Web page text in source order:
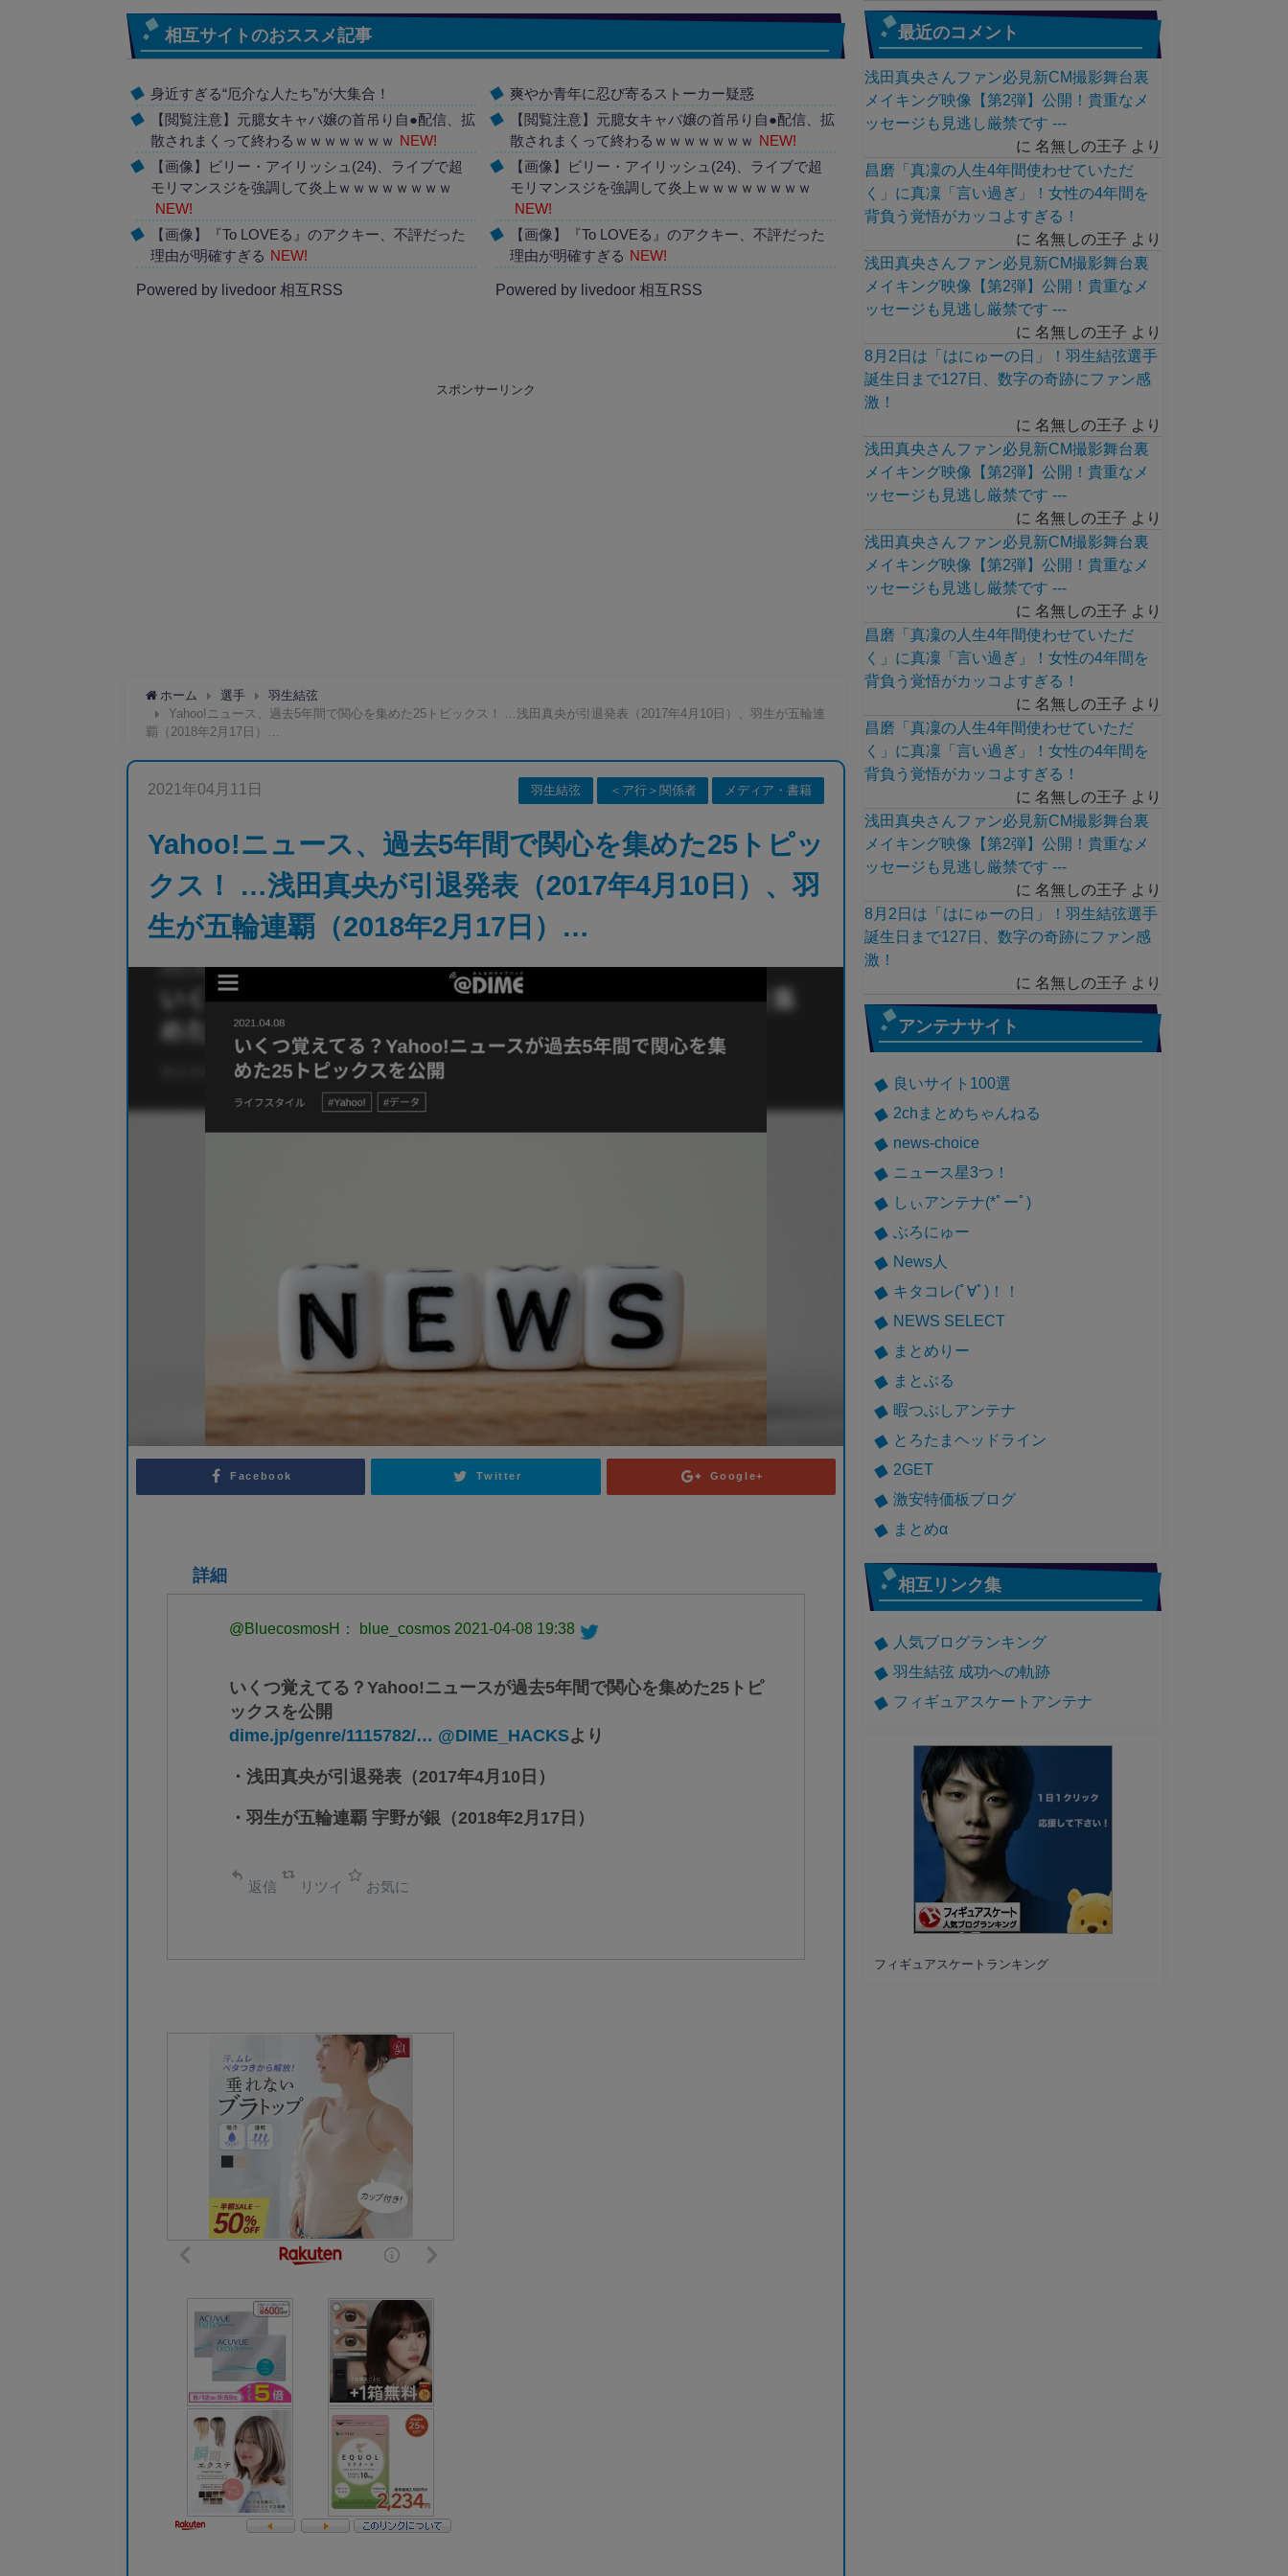
相互サイトのおススメ記事
身近すぎる“厄介な人たち”が大集合！
【閲覧注意】元臆女キャバ嬢の首吊り自●配信、拡
散されまくって終わるｗｗｗｗｗｗｗ
NEW!
【画像】ビリー・アイリッシュ(24)、ライブで超
モリマンスジを強調して炎上ｗｗｗｗｗｗｗｗ
NEW!
【画像】『To LOVEる』のアクキー、不評だった
理由が明確すぎる NEW!
Powered by livedoor 相互RSS
爽やか青年に忍び寄るストーカー疑惑
【閲覧注意】元臆女キャバ嬢の首吊り自●配信、拡
散されまくって終わるｗｗｗｗｗｗｗ
NEW!
【画像】ビリー・アイリッシュ(24)、ライブで超
モリマンスジを強調して炎上ｗｗｗｗｗｗｗｗ
NEW!
【画像】『To LOVEる』のアクキー、不評だった
理由が明確すぎる NEW!
Powered by livedoor 相互RSS
スポンサーリンク
ホーム 選手
羽生結弦
Yahoo!ニュース、過去5年間で関心を集めた25トピックス！ …浅田真央が引退発表（2017年4月10日）、羽生が五輪連
覇（2018年2月17日）…
2021年04月11日 羽生結弦 ＜ア行＞関係者 メディア・書籍
Yahoo!ニュース、過去5年間で関心を集めた25トピッ
クス！ …浅田真央が引退発表（2017年4月10日）、羽
生が五輪連覇（2018年2月17日）…
Facebook Twitter Google+
詳細
@BluecosmosH： blue_cosmos 2021-04-08 19:38
いくつ覚えてる？Yahoo!ニュースが過去5年間で関心を集めた25トピ
ックスを公開
dime.jp/genre/1115782/… @DIME_HACKSより
・浅田真央が引退発表（2017年4月10日）
・羽生が五輪連覇 宇野が銀（2018年2月17日）
返信 リツイ お気に
最近のコメント
浅田真央さんファン必見新CM撮影舞台裏
メイキング映像【第2弾】公開！貴重なメ
ッセージも見逃し厳禁です ---
に 名無しの王子 より
昌磨「真凜の人生4年間使わせていただ
く」に真凜「言い過ぎ」！女性の4年間を
背負う覚悟がカッコよすぎる！
に 名無しの王子 より
浅田真央さんファン必見新CM撮影舞台裏
メイキング映像【第2弾】公開！貴重なメ
ッセージも見逃し厳禁です ---
に 名無しの王子 より
8月2日は「はにゅーの日」！羽生結弦選手
誕生日まで127日、数字の奇跡にファン感
激！
に 名無しの王子 より
浅田真央さんファン必見新CM撮影舞台裏
メイキング映像【第2弾】公開！貴重なメ
ッセージも見逃し厳禁です ---
に 名無しの王子 より
浅田真央さんファン必見新CM撮影舞台裏
メイキング映像【第2弾】公開！貴重なメ
ッセージも見逃し厳禁です ---
に 名無しの王子 より
昌磨「真凜の人生4年間使わせていただ
く」に真凜「言い過ぎ」！女性の4年間を
背負う覚悟がカッコよすぎる！
に 名無しの王子 より
昌磨「真凜の人生4年間使わせていただ
く」に真凜「言い過ぎ」！女性の4年間を
背負う覚悟がカッコよすぎる！
に 名無しの王子 より
浅田真央さんファン必見新CM撮影舞台裏
メイキング映像【第2弾】公開！貴重なメ
ッセージも見逃し厳禁です ---
に 名無しの王子 より
8月2日は「はにゅーの日」！羽生結弦選手
誕生日まで127日、数字の奇跡にファン感
激！
に 名無しの王子 より
アンテナサイト
良いサイト100選
2chまとめちゃんねる
news-choice
ニュース星3つ！
しぃアンテナ(*ﾟーﾟ)
ぶろにゅー
News人
キタコレ(ﾟ∀ﾟ)！！
NEWS SELECT
まとめりー
まとぶる
暇つぶしアンテナ
とろたまヘッドライン
2GET
激安特価板ブログ
まとめα
相互リンク集
人気ブログランキング
羽生結弦 成功への軌跡
フィギュアスケートアンテナ
フィギュアスケートランキング